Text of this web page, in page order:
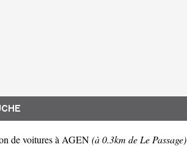
de voitures à AGEN(à 0.3km de Le Passage)